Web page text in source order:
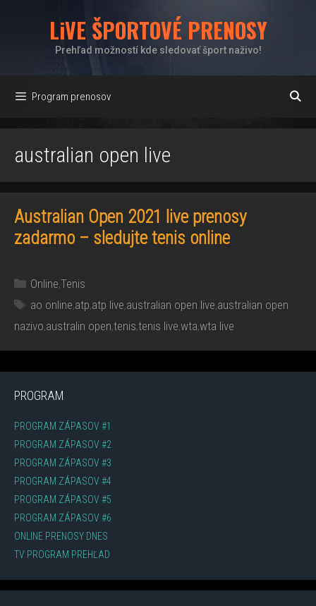
LiVE ŠPORTOVÉ PRENOSY
Prehľad možností kde sledovať šport naživo!
Program prenosov
australian open live
Australian Open 2021 live prenosy
zadarmo – sledujte tenis online
Kategórie
Online,Tenis
Značky
ao online,atp,atp live,australian open live,australian open
nazivo,australin open,tenis,tenis live,wta,wta live
PROGRAM
PROGRAM ZÁPASOV #1
PROGRAM ZÁPASOV #2
PROGRAM ZÁPASOV #3
PROGRAM ZÁPASOV #4
PROGRAM ZÁPASOV #5
PROGRAM ZÁPASOV #6
ONLINE PRENOSY DNES
TV PROGRAM PREHĽAD